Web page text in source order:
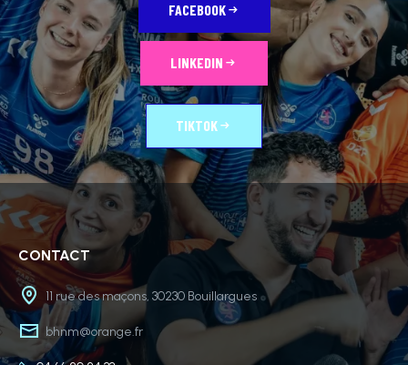
FACEBOOK
LINKEDIN
TIKTOK
CONTACT
11 rue des maçons, 30230 Bouillargues
bhnm@orange.fr